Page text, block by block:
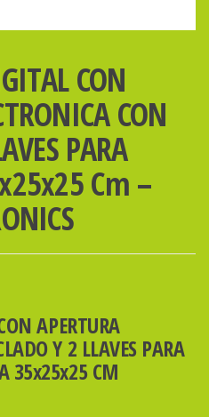
CON
CON
PARA
Cm –
APERTURA
Y 2 LLAVES PARA
35x25x25 CM